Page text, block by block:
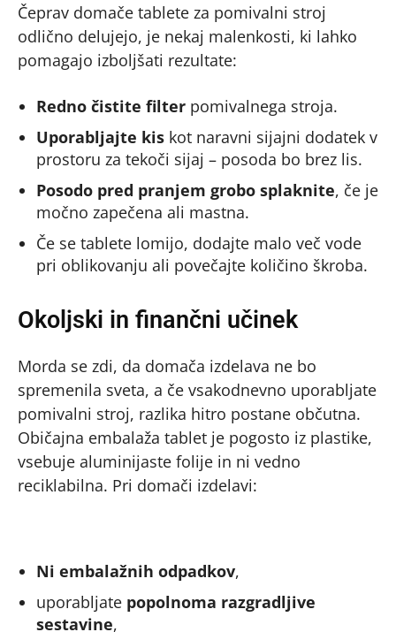
Čeprav domače tablete za pomivalni stroj
odlično delujejo, je nekaj malenkosti, ki lahko
pomagajo izboljšati rezultate:
Redno čistite filter pomivalnega stroja.
Uporabljajte kis kot naravni sijajni dodatek v
prostoru za tekoči sijaj – posoda bo brez lis.
Posodo pred pranjem grobo splaknite, če je
močno zapečena ali mastna.
Če se tablete lomijo, dodajte malo več vode
pri oblikovanju ali povečajte količino škroba.
Okoljski in finančni učinek
Morda se zdi, da domača izdelava ne bo
spremenila sveta, a če vsakodnevno uporabljate
pomivalni stroj, razlika hitro postane občutna.
Običajna embalaža tablet je pogosto iz plastike,
vsebuje aluminijaste folije in ni vedno
reciklabilna. Pri domači izdelavi:
Ni embalažnih odpadkov,
uporabljate popolnoma razgradljive
sestavine,